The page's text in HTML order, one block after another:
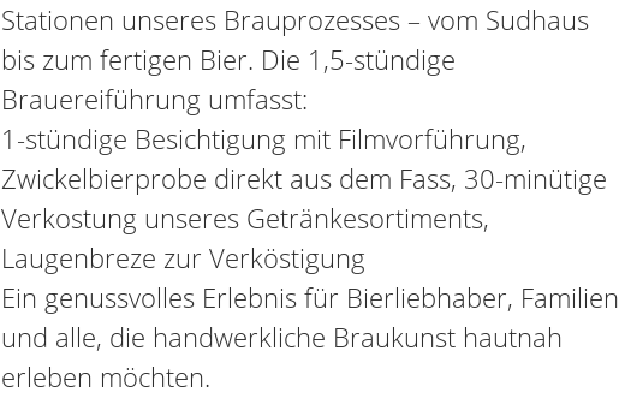
Stationen unseres Brauprozesses – vom Sudhaus
bis zum fertigen Bier. Die 1,5-stündige
Brauereiführung umfasst:
1-stündige Besichtigung mit Filmvorführung,
Zwickelbierprobe direkt aus dem Fass, 30-minütige
Verkostung unseres Getränkesortiments,
Laugenbreze zur Verköstigung
Ein genussvolles Erlebnis für Bierliebhaber, Familien
und alle, die handwerkliche Braukunst hautnah
erleben möchten.